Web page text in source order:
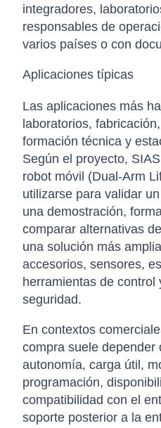
integradores,
responsables de
varios países o con
Aplicaciones típicas
Las aplicaciones más
laboratorios,
formación técnica y
Según el proyecto,
robot móvil (Dual-Arm
utilizarse para validar
una demostración,
comparar alternativas
una solución más
accesorios, sensores,
herramientas de
seguridad.
En contextos
compra suele depender
autonomía, carga útil,
programación,
compatibilidad con el
soporte posterior a la